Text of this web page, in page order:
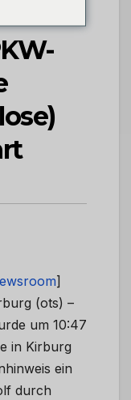
]
(ots) –
um 10:47
in Kirburg
ein
durch